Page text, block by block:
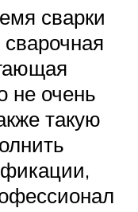
сварки
сварочная
не очень
такую